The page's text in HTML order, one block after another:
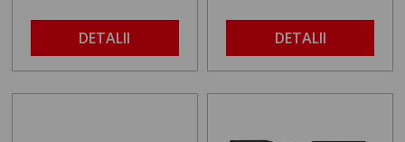
DETALII DETALII